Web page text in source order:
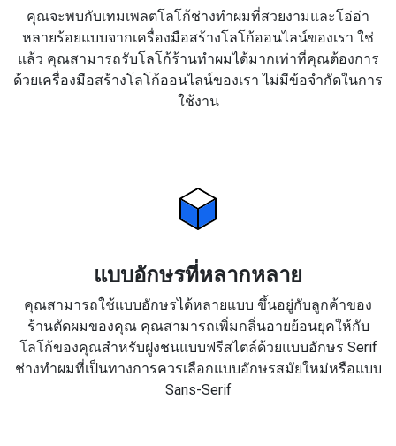
คุณจะพบกับเทมเพลตโลโก้ช่างทำผมที่สวยงามและโอ่อ่า
หลายร้อยแบบจากเครื่องมือสร้างโลโก้ออนไลน์ของเรา ใช่
แล้ว คุณสามารถรับโลโก้ร้านทำผมได้มากเท่าที่คุณต้องการ
ด้วยเครื่องมือสร้างโลโก้ออนไลน์ของเรา ไม่มีข้อจำกัดในการ
ใช้งาน
แบบอักษรที่หลากหลาย
คุณสามารถใช้แบบอักษรได้หลายแบบ ขึ้นอยู่กับลูกค้าของ
ร้านตัดผมของคุณ คุณสามารถเพิ่มกลิ่นอายย้อนยุคให้กับ
โลโก้ของคุณสำหรับฝูงชนแบบฟรีสไตล์ด้วยแบบอักษร Serif
ช่างทำผมที่เป็นทางการควรเลือกแบบอักษรสมัยใหม่หรือแบบ
Sans-Serif